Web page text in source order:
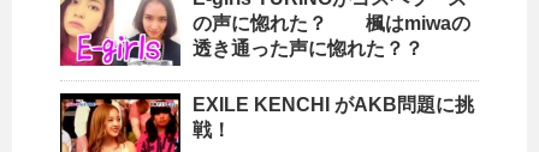
の声に惚れた？ 楓はmiwaの
透き通った声に惚れた？？
EXILE KENCHI がAKB問題に挑
戦！